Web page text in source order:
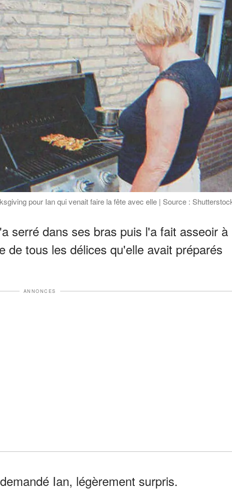
pour Ian qui venait faire la fête avec elle | Source :
serré dans ses bras puis l'a fait asseoir à
de tous les délices qu'elle avait préparés
ANNONCES
Ian, légèrement surpris.